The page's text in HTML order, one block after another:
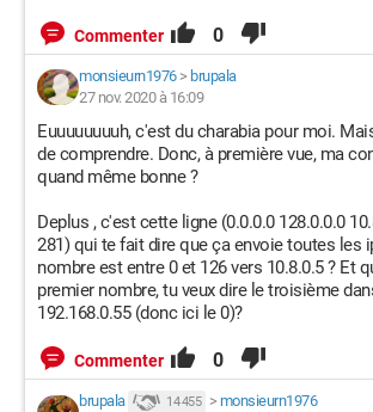
Commenter 0
monsieurn1976> brupala
27 nov. 2020 à 16:09
Euuuuuuuuh, c'est du charabia pour moi.
de comprendre. Donc, à première vue, ma
quand même bonne ?
Deplus , c'est cette ligne (0.0.0.0 128.0.0.0
281) qui te fait dire que ça envoie toutes les
nombre est entre 0 et 126 vers 10.8.0.5 ? Et
premier nombre, tu veux dire le troisième
192.168.0.55 (donc ici le 0)?
Commenter 0
brupala 14 455 > monsieurn1976